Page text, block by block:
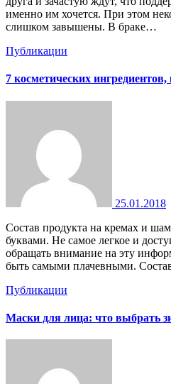
именно им хочется. При этом
слишком завышены. В браке…
Публикации
7 косметических
25.01.2018
Состав продукта на кремах и шампунях пишут очень мелкими
буквами. Не самое легкое и
обращать внимание на эту
быть самыми плачевными.
Публикации
Маски для лица: что выбрать